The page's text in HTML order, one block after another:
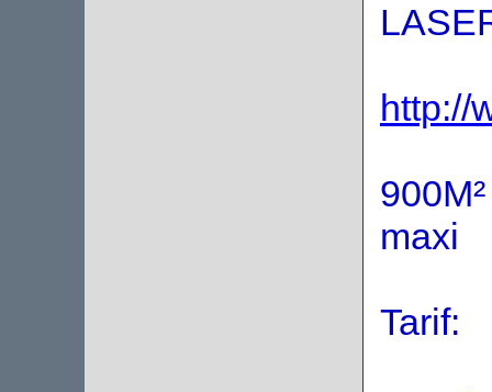
http://
maxi
Tarif: